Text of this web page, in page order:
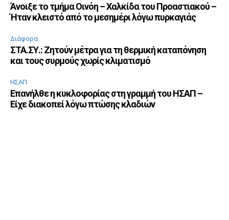
Άνοιξε το τμήμα Οινόη – Χαλκίδα του Προαστιακού –
Ήταν κλειστό από το μεσημέρι λόγω πυρκαγιάς
Διάφορα
ΣΤΑ.ΣΥ.: Ζητούν μέτρα για τη θερμική καταπόνηση
και τους συρμούς χωρίς κλιματισμό
ΗΣΑΠ
Επανήλθε η κυκλοφορίας στη γραμμή του ΗΣΑΠ –
Είχε διακοπεί λόγω πτώσης κλαδιών